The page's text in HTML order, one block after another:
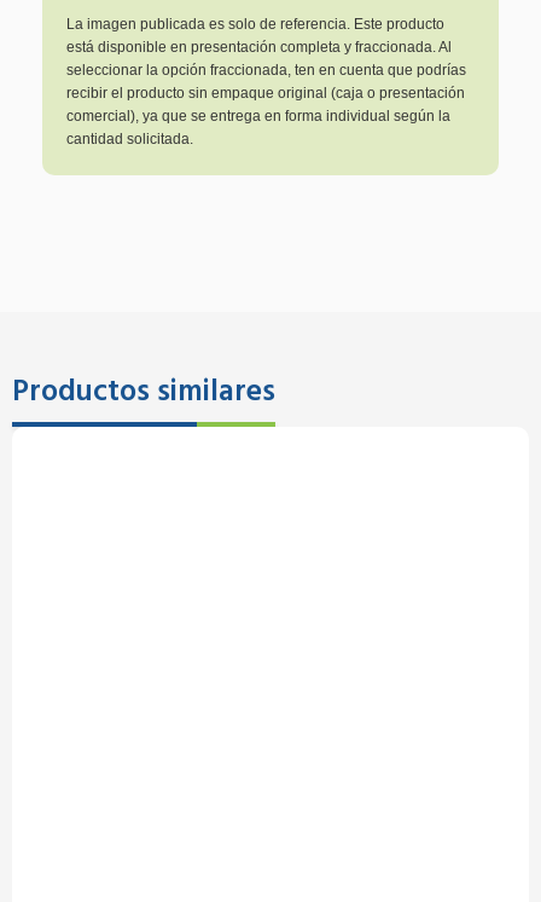
La imagen publicada es solo de referencia. Este producto
está disponible en presentación completa y fraccionada. Al
seleccionar la opción fraccionada, ten en cuenta que podrías
recibir el producto sin empaque original (caja o presentación
comercial), ya que se entrega en forma individual según la
cantidad solicitada.
Productos similares